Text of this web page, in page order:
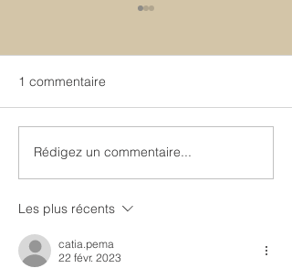
Intergénérationnel et
transgénérationnel
1 commentaire
Rédigez un commentaire...
Les plus récents
catia.pema
22 févr. 2023